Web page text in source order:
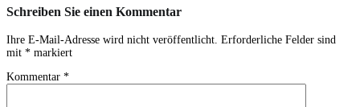
Schreiben Sie einen Kommentar
Ihre E-Mail-Adresse wird nicht veröffentlicht. Erforderliche Felder sind
mit * markiert
Kommentar *